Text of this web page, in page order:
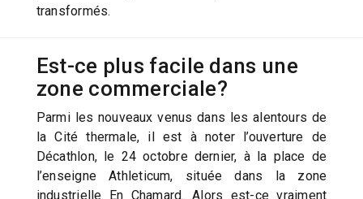
transformés.
Est-ce plus facile dans une
zone commerciale?
Parmi les nouveaux venus dans les alentours de
la Cité thermale, il est à noter l’ouverture de
Décathlon, le 24 octobre dernier, à la place de
l’enseigne Athleticum, située dans la zone
industrielle En Chamard. Alors est-ce vraiment